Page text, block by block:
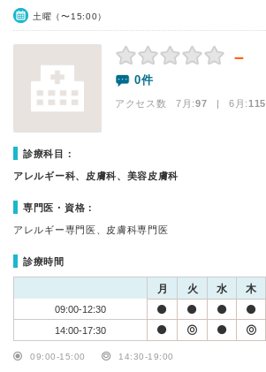
土曜（〜15:00）
－
0件
アクセス数 7月:97 | 6月:115
診療科目：
アレルギー科、皮膚科、美容皮膚科
専門医・資格：
アレルギー専門医、皮膚科専門医
診療時間
月 火 水 木
09:00-12:30
14:00-17:30
09:00-15:00 14:30-19:00